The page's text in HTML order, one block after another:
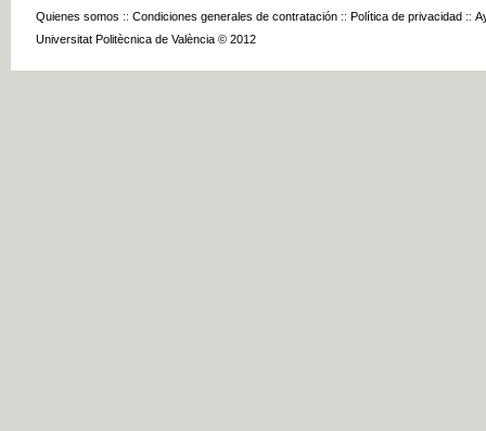
Quienes somos :: Condiciones generales de contratación :: Política de privacidad ::
Universitat Politècnica de València © 2012